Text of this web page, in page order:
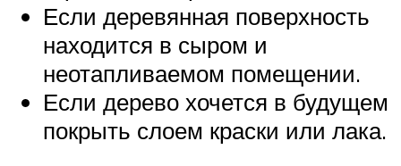
Если деревянная поверхность
находится в сыром и
неотапливаемом помещении.
Если дерево хочется в будущем
покрыть слоем краски или лака.